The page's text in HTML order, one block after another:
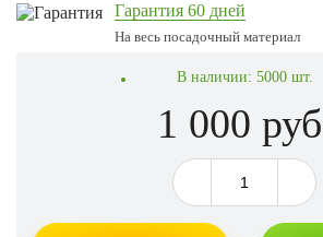
Гарантия 60 дней
На весь посадочный материал
В наличии: 5000 шт.
1 000